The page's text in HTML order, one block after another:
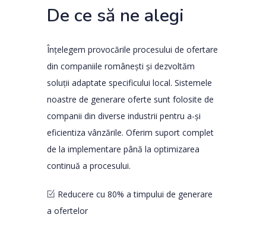
De ce să ne alegi
Înțelegem provocările procesului de ofertare
din companiile românești și dezvoltăm
soluții adaptate specificului local. Sistemele
noastre de generare oferte sunt folosite de
companii din diverse industrii pentru a-și
eficientiza vânzările. Oferim suport complet
de la implementare până la optimizarea
continuă a procesului.
Reducere cu 80% a timpului de generare
a ofertelor